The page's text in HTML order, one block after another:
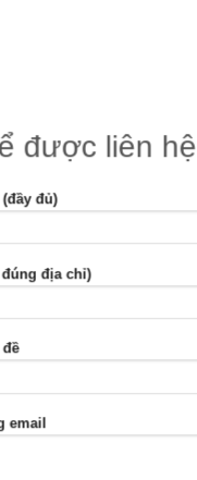
được liên hệ
(đầy đủ)
địa chỉ)
đề
email